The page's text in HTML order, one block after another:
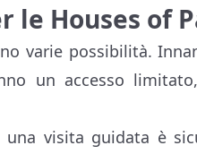
le Houses of
varie possibilità.
un accesso
visita guidata è